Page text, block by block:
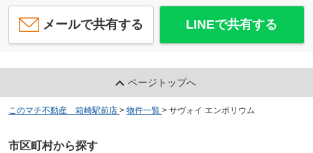
メールで共有する LINEで共有する
ページトップへ
このマチ不動産 箱崎駅前店 > 物件一覧 > サヴォイ エンポリウム
市区町村から探す